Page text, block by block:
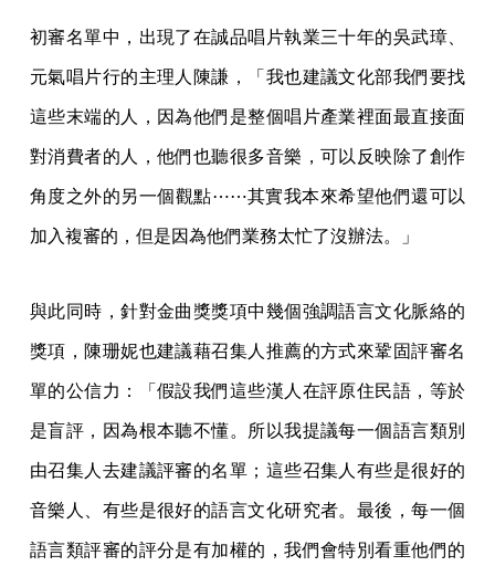
初審名單中，出現了在誠品唱片執業三十年的吳武璋、
元氣唱片行的主理人陳謙，「我也建議文化部我們要找
這些末端的人，因為他們是整個唱片產業裡面最直接面
對消費者的人，他們也聽很多音樂，可以反映除了創作
角度之外的另一個觀點⋯⋯其實我本來希望他們還可以
加入複審的，但是因為他們業務太忙了沒辦法。」
與此同時，針對金曲獎獎項中幾個強調語言文化脈絡的
獎項，陳珊妮也建議藉召集人推薦的方式來鞏固評審名
單的公信力：「假設我們這些漢人在評原住民語，等於
是盲評，因為根本聽不懂。所以我提議每一個語言類別
由召集人去建議評審的名單；這些召集人有些是很好的
音樂人、有些是很好的語言文化研究者。最後，每一個
語言類評審的評分是有加權的，我們會特別看重他們的